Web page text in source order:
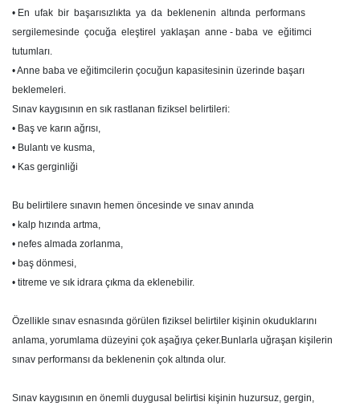
• En ufak bir başarısızlıkta ya da beklenenin altında performans
sergilemesinde çocuğa eleştirel yaklaşan anne - baba ve eğitimci
tutumları.
• Anne baba ve eğitimcilerin çocuğun kapasitesinin üzerinde başarı
beklemeleri.
Sınav kaygısının en sık rastlanan fiziksel belirtileri:
• Baş ve karın ağrısı,
• Bulantı ve kusma,
• Kas gerginliği
Bu belirtilere sınavın hemen öncesinde ve sınav anında
• kalp hızında artma,
• nefes almada zorlanma,
• baş dönmesi,
• titreme ve sık idrara çıkma da eklenebilir.
Özellikle sınav esnasında görülen fiziksel belirtiler kişinin okuduklarını
anlama, yorumlama düzeyini çok aşağıya çeker.Bunlarla uğraşan kişilerin
sınav performansı da beklenenin çok altında olur.
Sınav kaygısının en önemli duygusal belirtisi kişinin huzursuz, gergin,